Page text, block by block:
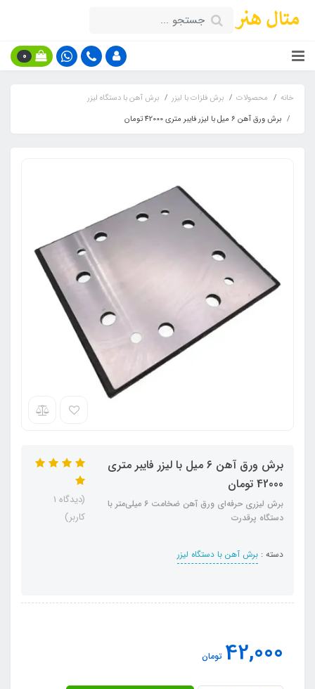
0
خانه محصولات برش فلزات با لیزر
برش آهن با دستگاه لیزر
برش ورق آهن ۶ میل با لیزر فایبر متری 42000 تومان
برش ورق آهن ۶ میل با لیزر فایبر متری
42000 تومان
برش لیزری حرفه‌ای ورق آهن ضخامت ۶ میلی‌متر با
دستگاه پرقدرت
دسته : برش آهن با دستگاه لیزر
(دیدگاه 1
کاربر)
42,000 تومان